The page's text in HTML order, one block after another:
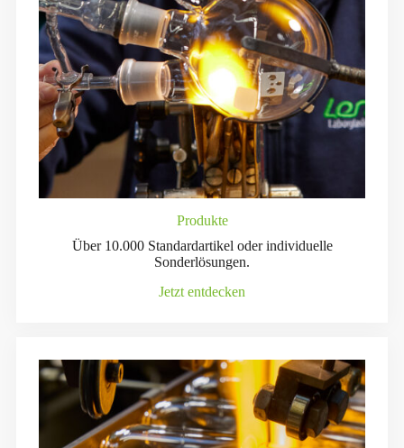
Produkte
Über 10.000 Standardartikel oder individuelle
Sonderlösungen.
Jetzt entdecken